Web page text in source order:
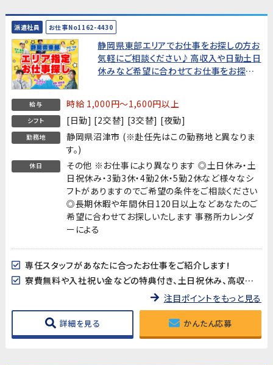
派遣社員 お仕事No1162-4430
静岡県東部エリアでお仕事をお探しの方お
気軽にご相談ください♪高収入や日勤土日
休みなど希望に合わせてお仕事をお探しし
給与 時給 1,000円～1,600円以上
シフト [日勤] [2交替] [3交替] [夜勤]
勤務地
静岡県沼津市 (※赴任先はこの勤務地と異なりま
す。)
休日
その他 ※お仕事により異なります ◎土日休み・土
日祝休み・3勤3休・4勤2休・5勤2休など様々なシ
フトがありますのでご希望の条件をご相談ください
◎長期休暇や年間休日120日以上などあなたのご
希望に合わせてお探しいたします 事務所カレンダ
ーによる
専任スタッフがあなたに合ったお仕事をご紹介します!
寮費無料や入社祝い金などの特典付き、土日祝休み、高収入など様々なお仕事を掲載中です
注目ポイントをもっと見る
詳細を見る かんたん応募